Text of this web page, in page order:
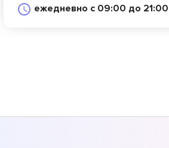
ежедневно с 09:00 до 21:00